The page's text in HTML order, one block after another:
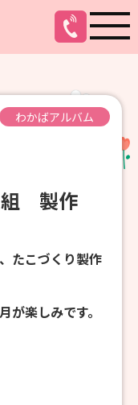
わかばアルバム
製作
たこづくり製作
が楽しみです。